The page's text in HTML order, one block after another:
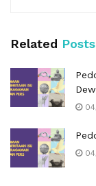
Related Posts